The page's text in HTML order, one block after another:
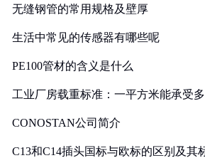
无缝钢管的常用规格及壁厚
生活中常见的传感器有哪些呢
PE100管材的含义是什么
工业厂房载重标准：一平方米能承受
CONOSTAN公司简介
C13和C14插头国标与欧标的区别及其